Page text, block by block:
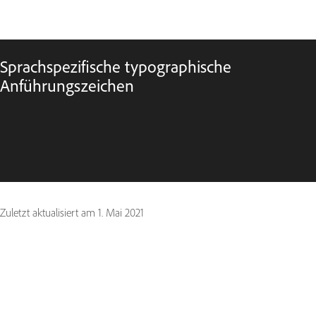
Sprachspezifische typographische
Anführungszeichen
Zuletzt aktualisiert am 1. Mai 2021